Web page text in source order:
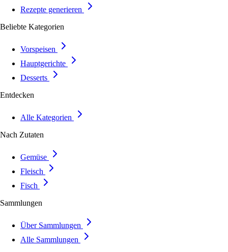
Rezepte generieren
Beliebte Kategorien
Vorspeisen
Hauptgerichte
Desserts
Entdecken
Alle Kategorien
Nach Zutaten
Gemüse
Fleisch
Fisch
Sammlungen
Über Sammlungen
Alle Sammlungen